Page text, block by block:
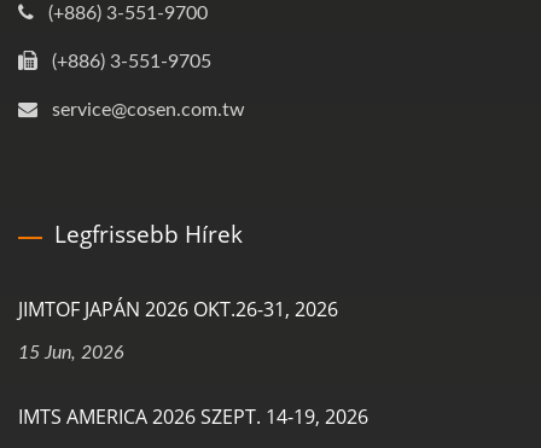
(+886) 3-551-9700
(+886) 3-551-9705
service@cosen.com.tw
Legfrissebb Hírek
JIMTOF JAPÁN 2026 OKT.26-31, 2026
15 Jun, 2026
IMTS AMERICA 2026 SZEPT. 14-19, 2026